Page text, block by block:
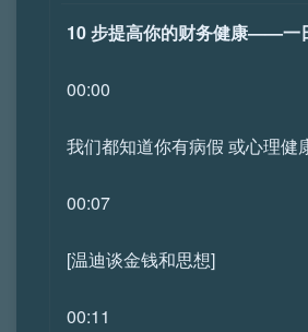
10 步提高你的财务健康——一
00:00
我们都知道你有病假 或心理健
00:07
[温迪谈金钱和思想]
00:11